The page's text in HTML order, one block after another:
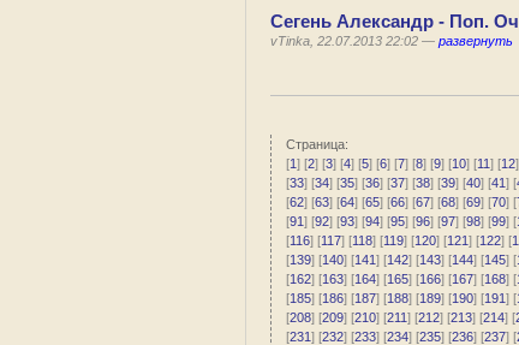
Сегень Александр - Поп.
vTinka, 22.07.2013 22:02 — развернуть
Страница:
[1] [2] [3] [4] [5] [6] [7] [8] [9] [10] [11] [12
[33] [34] [35] [36] [37] [38] [39] [40] [41] [
[62] [63] [64] [65] [66] [67] [68] [69] [70] [
[91] [92] [93] [94] [95] [96] [97] [98] [99] [
[116] [117] [118] [119] [120] [121] [122] [
[139] [140] [141] [142] [143] [144] [145] [
[162] [163] [164] [165] [166] [167] [168] [
[185] [186] [187] [188] [189] [190] [191] [
[208] [209] [210] [211] [212] [213] [214] [
[231] [232] [233] [234] [235] [236] [237] [